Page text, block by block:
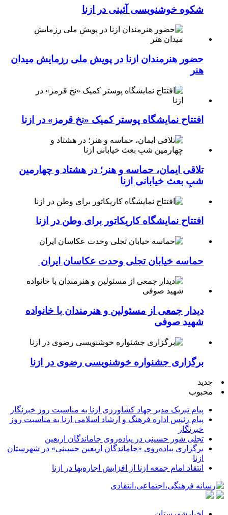
شکوه خوشنویسی آئینی در ازنا
حضور هنرمندان ازنا در پویش ملی رزمایش میدان
هنر
افتتاح نمایشگاه پوستر کمیک «نخ قرمز» در ازنا
تلاقی ایمان، حماسه و هنر؛ در هشتاد و چهارمین
شبِ بعث خیابانی ازنا
افتتاح نمایشگاه کاریکاتور برای وطن در ازنا
حماسه خیابان تجلی وحدت عکاسان ایران
دیدار جمعی از مسئولین و هنرمندان با خانواده
شهید صوفی
برگزاری جشنواره خوشنویسی رضوی در ازنا
جدید
محبوب
پیام تبریک مدیر جهاد کشاورزی ازنا به مناسبت روز خبرنگار
پیام رئیس اداره فرهنگ و ارشاد اسلامی ازنا به مناسبت روز
خبرنگار
تجلی شور حسینی در پیاده‌روی جاماندگان اربعین
برگزاری پیاده‌روی «جاماندگان اربعین حسینی» در شهرستان
ازنا
انتقاد امام جمعه ازنا از افزایش اجاره‌بها در ازنا